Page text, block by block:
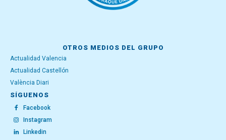
OTROS MEDIOS DEL GRUPO
Actualidad Valencia
Actualidad Castellón
València Diari
SÍGUENOS
Facebook
Instagram
Linkedin